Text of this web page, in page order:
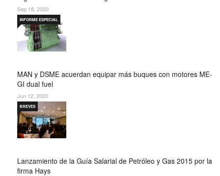
Sep 18, 2020
MAN y DSME acuerdan equipar más buques con motores ME-
GI dual fuel
INFORME ESPECIAL
Jun 12, 2020
Lanzamiento de la Guía Salarial de Petróleo y Gas 2015 por la
firma Hays
BREVES